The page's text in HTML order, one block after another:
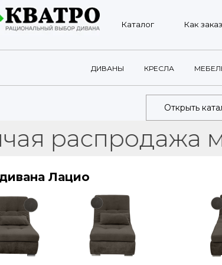
Каталог Как заказать
ДИВАНЫ КРЕСЛА
Открыть
Лацио